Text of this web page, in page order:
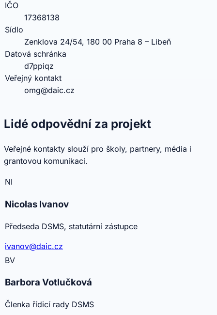
IČO
17368138
Sídlo
Zenklova 24/54, 180 00 Praha 8 – Libeň
Datová schránka
d7ppiqz
Veřejný kontakt
omg@daic.cz
Lidé odpovědní za projekt
Veřejné kontakty slouží pro školy, partnery, média i
grantovou komunikaci.
NI
Nicolas Ivanov
Předseda DSMS, statutární zástupce
ivanov@daic.cz
BV
Barbora Votlučková
Členka řídicí rady DSMS